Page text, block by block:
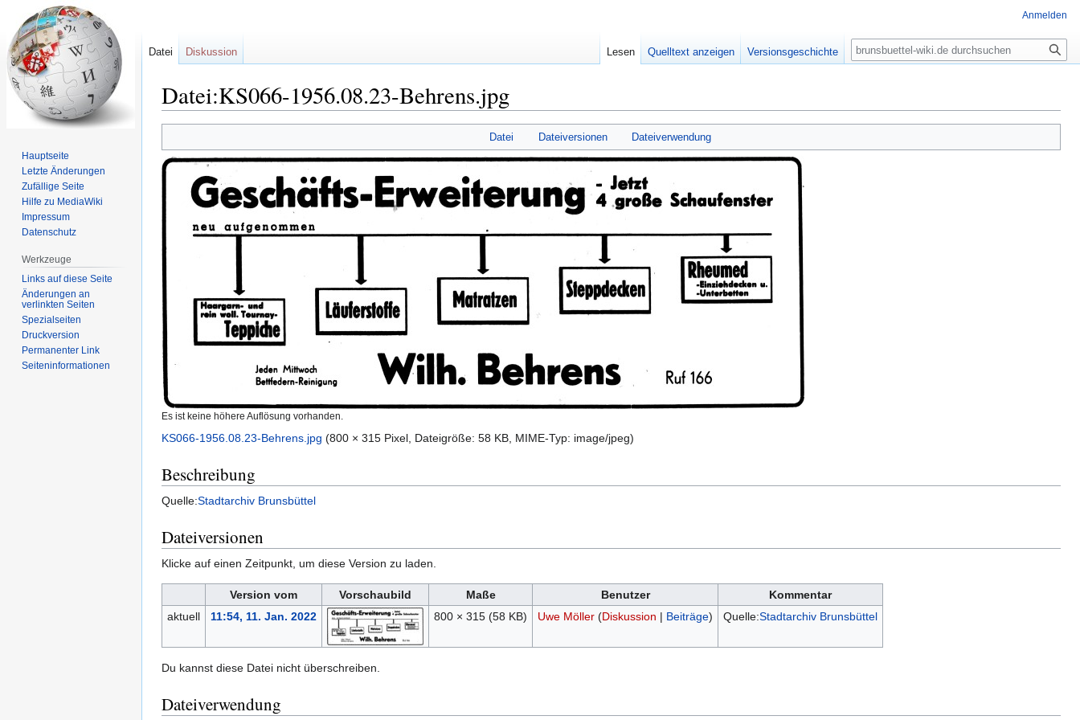
Datei:KS066-1956.08.23-Behrens.jpg
Navigation
springen
Suche
springen
Datei Dateiversionen Dateiverwendung
Es ist keine höhere Auflösung vorhanden.
KS066-1956.08.23-Behrens.jpg (800 × 315 Pixel, Dateigröße: 58 KB, MIME-Typ: image/jpeg)
Beschreibung
Quelle:Stadtarchiv Brunsbüttel
Dateiversionen
Klicke auf einen Zeitpunkt, um diese Version zu laden.
Version vom Vorschaubild Maße Benutzer
Kommentar
aktuell
11:54, 11. Jan. 2022 800 × 315 (58 KB) Uwe Möller (Diskussion | Beiträge) Quelle:Stadtarchiv Brunsbüttel
Du kannst diese Datei nicht überschreiben.
Dateiverwendung
Anmelden
Datei Diskussion Lesen Quelltext anzeigen Versionsgeschichte
Suche
Hauptseite
Letzte Änderungen
Zufällige Seite
Hilfe zu MediaWiki
Impressum
Datenschutz
Werkzeuge
Links auf diese Seite
Änderungen an
verlinkten Seiten
Spezialseiten
Druckversion
Permanenter Link
Seiten­informationen